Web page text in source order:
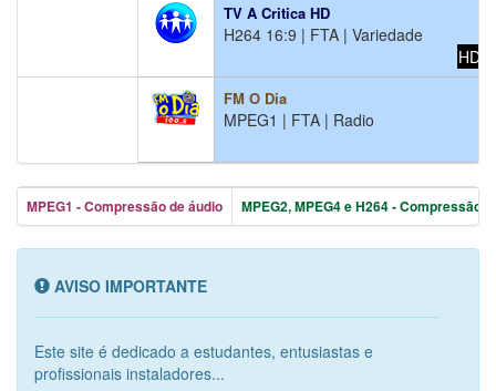
TV A Critica HD
H264 16:9 | FTA | Variedade
HD
FM O Dia
MPEG1 | FTA | Radio
MPEG1 - Compressão de áudio MPEG2, MPEG4 e H264 - Compressão
AVISO IMPORTANTE
Este site é dedicado a estudantes, entusiastas e
profissionais instaladores...